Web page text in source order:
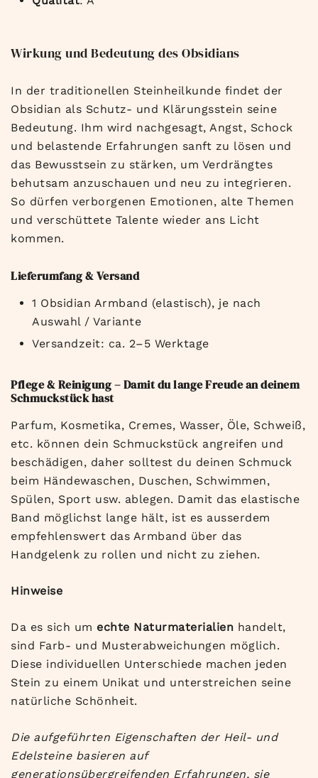
Wirkung und Bedeutung des Obsidians
In der traditionellen Steinheilkunde findet der
Obsidian als Schutz- und Klärungsstein seine
Bedeutung. Ihm wird nachgesagt, Angst, Schock
und belastende Erfahrungen sanft zu lösen und
das Bewusstsein zu stärken, um Verdrängtes
behutsam anzuschauen und neu zu integrieren.
So dürfen verborgenen Emotionen, alte Themen
und verschüttete Talente wieder ans Licht
kommen.
Lieferumfang & Versand
1 Obsidian Armband (elastisch), je nach
Auswahl / Variante
Versandzeit: ca. 2–5 Werktage
Pflege & Reinigung – Damit du lange Freude an deinem
Schmuckstück hast
Parfum, Kosmetika, Cremes, Wasser, Öle, Schweiß,
etc. können dein Schmuckstück angreifen und
beschädigen, daher solltest du deinen Schmuck
beim Händewaschen, Duschen, Schwimmen,
Spülen, Sport usw. ablegen. Damit das elastische
Band möglichst lange hält, ist es ausserdem
empfehlenswert das Armband über das
Handgelenk zu rollen und nicht zu ziehen.
Hinweise
Da es sich um echte Naturmaterialien handelt,
sind Farb- und Musterabweichungen möglich.
Diese individuellen Unterschiede machen jeden
Stein zu einem Unikat und unterstreichen seine
natürliche Schönheit.
Die aufgeführten Eigenschaften der Heil- und
Edelsteine basieren auf
generationsübergreifenden Erfahrungen, sie